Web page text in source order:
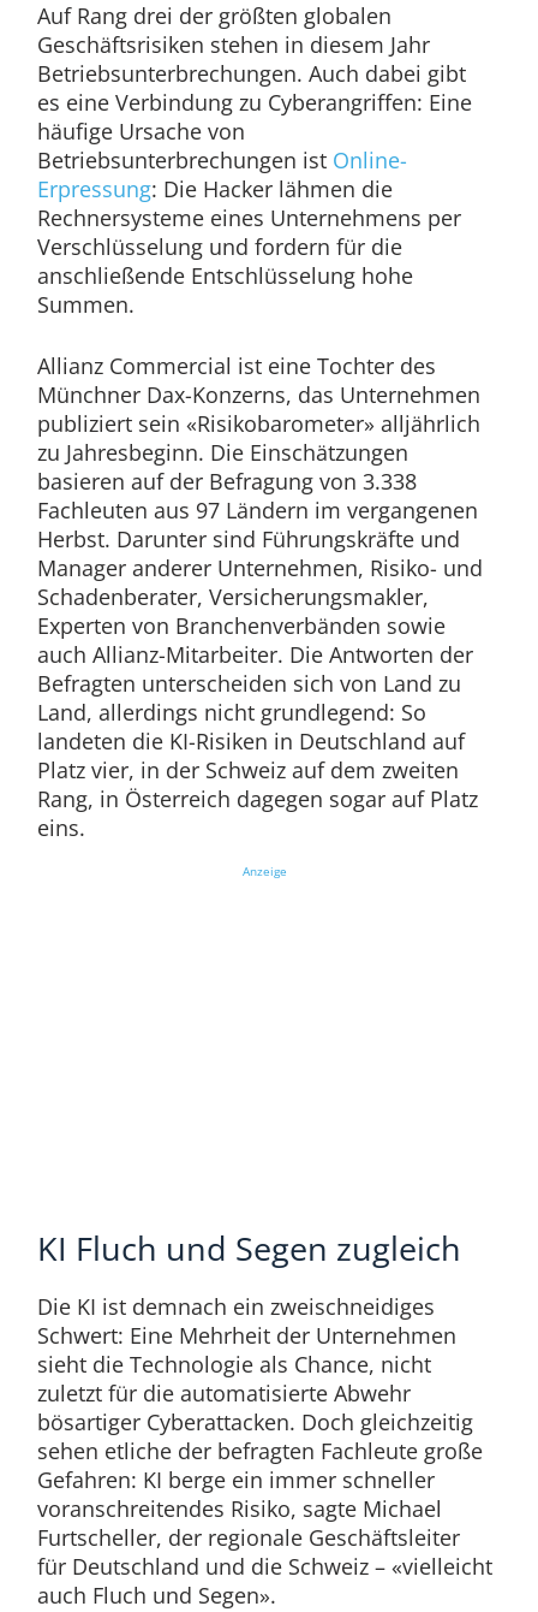
Auf Rang drei der größten globalen
Geschäftsrisiken stehen in diesem Jahr
Betriebsunterbrechungen. Auch dabei gibt
es eine Verbindung zu Cyberangriffen: Eine
häufige Ursache von
Betriebsunterbrechungen ist Online-
Erpressung: Die Hacker lähmen die
Rechnersysteme eines Unternehmens per
Verschlüsselung und fordern für die
anschließende Entschlüsselung hohe
Summen.
Allianz Commercial ist eine Tochter des
Münchner Dax-Konzerns, das Unternehmen
publiziert sein «Risikobarometer» alljährlich
zu Jahresbeginn. Die Einschätzungen
basieren auf der Befragung von 3.338
Fachleuten aus 97 Ländern im vergangenen
Herbst. Darunter sind Führungskräfte und
Manager anderer Unternehmen, Risiko- und
Schadenberater, Versicherungsmakler,
Experten von Branchenverbänden sowie
auch Allianz-Mitarbeiter. Die Antworten der
Befragten unterscheiden sich von Land zu
Land, allerdings nicht grundlegend: So
landeten die KI-Risiken in Deutschland auf
Platz vier, in der Schweiz auf dem zweiten
Rang, in Österreich dagegen sogar auf Platz
eins.
Anzeige
KI Fluch und Segen zugleich
Die KI ist demnach ein zweischneidiges
Schwert: Eine Mehrheit der Unternehmen
sieht die Technologie als Chance, nicht
zuletzt für die automatisierte Abwehr
bösartiger Cyberattacken. Doch gleichzeitig
sehen etliche der befragten Fachleute große
Gefahren: KI berge ein immer schneller
voranschreitendes Risiko, sagte Michael
Furtscheller, der regionale Geschäftsleiter
für Deutschland und die Schweiz – «vielleicht
auch Fluch und Segen».